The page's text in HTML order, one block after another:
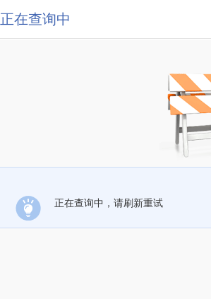
正在查询中
正在查询中，请刷新重试